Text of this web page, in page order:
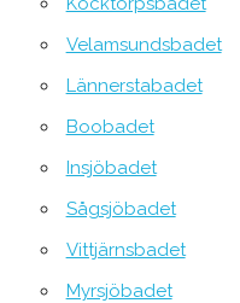
Velamsundsbadet
Lännerstabadet
Boobadet
Insjöbadet
Sågsjöbadet
Vittjärnsbadet
Myrsjöbadet